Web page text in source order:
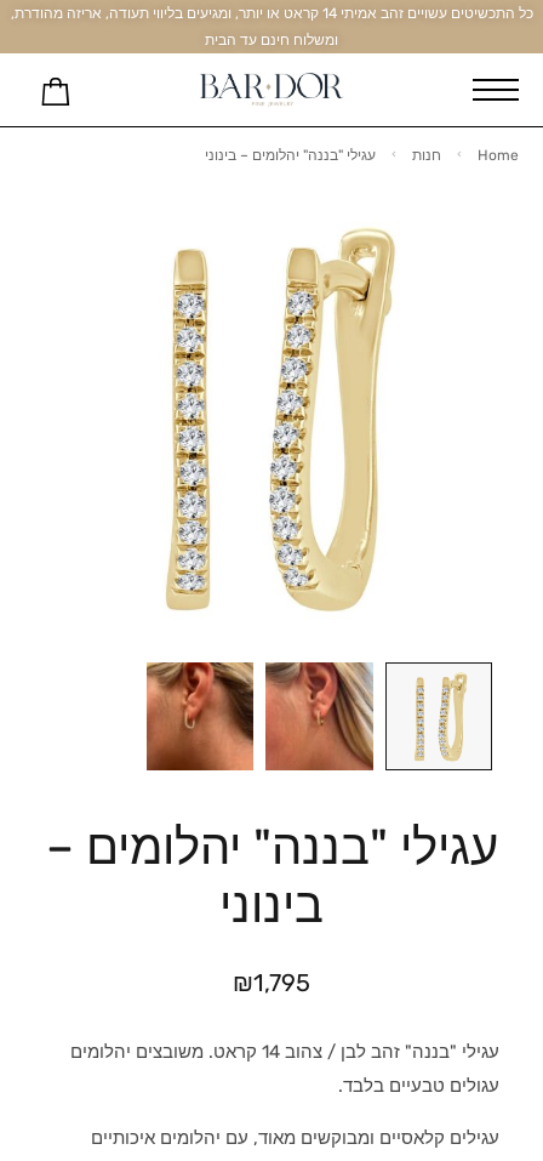
כל התכשיטים עשויים זהב אמיתי 14 קראט או יותר, ומגיעים בליווי תעודה, אריזה מהודרת,
ומשלוח חינם עד הבית
Home חנות עגילי "בננה" יהלומים – בינוני
עגילי "בננה" יהלומים –
בינוני
₪1,795
עגילי "בננה" זהב לבן / צהוב 14 קראט. משובצים יהלומים
עגולים טבעיים בלבד.
עגילים קלאסיים ומבוקשים מאוד, עם יהלומים איכותיים